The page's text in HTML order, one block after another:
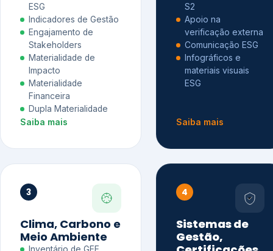
ESG
Indicadores de Gestão
Engajamento de
Stakeholders
Materialidade de
Impacto
Materialidade
Financeira
Dupla Materialidade
Saiba mais
S2
Apoio na
verificação externa
Comunicação ESG
Infográficos e
materiais visuais
ESG
Saiba mais
3
Clima, Carbono e
Meio Ambiente
4
Sistemas de
Gestão,